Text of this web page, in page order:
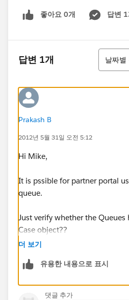
좋아요 0개 답변
답변 1개
정렬
날짜별
Prakash B
2012년 5월 31일 오전 5:12
Hi Mike,
It is pssible for partner portal
queue.
Just verify whether the Queues
Case object??
더 보기
유용한 내용으로 표시
댓글 추가